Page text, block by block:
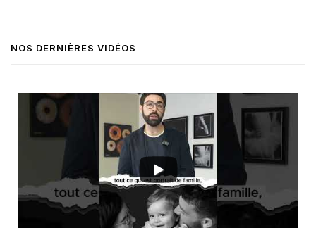
NOS DERNIÈRES VIDÉOS